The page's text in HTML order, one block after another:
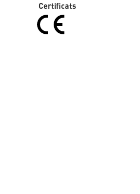
Certificats